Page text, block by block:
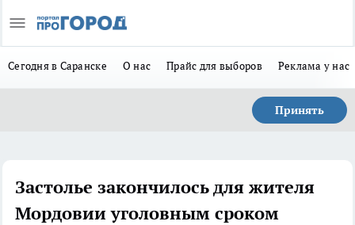
Сегодня в Саранске О нас Прайс для выборов Реклама у нас
Принять
Застолье закончилось для жителя
Мордовии уголовным сроком